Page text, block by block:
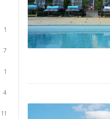
1
7
1
4
11